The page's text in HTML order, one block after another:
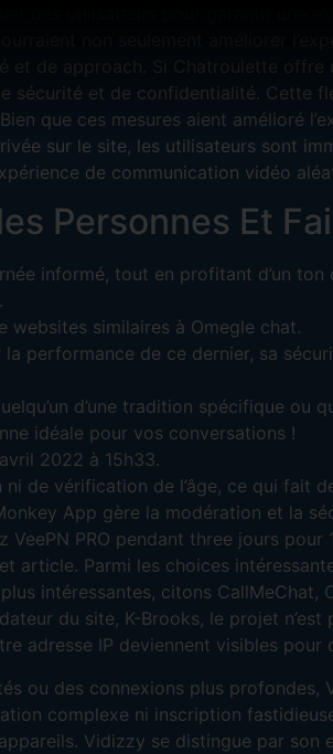
non seulement améliorer
et de approach. Si Chatroulette
sécurité et de confidentialité. Cette
que ces mesures aient amélioré
sur le site, les utilisateurs sont
de communication vidéo
Personnes Et
informé, tout en profitant d’un
websites similaires à Omegle chat.
performance de ce dernier, sa
d’une tradition spécifique
idéale pour vos conversations !
2022 à 15h33.
de vérification de l’âge, ce qui fait
App gère la modération et la
PRO pendant three jours
article. Parmi les choices
intéressantes, citons CallMeChat,
du site, K-Brooks, le projet
adresse IP deviennent visibles pour
ou des connexions plus
complexe ni inscription
Vidizzy se distingue par